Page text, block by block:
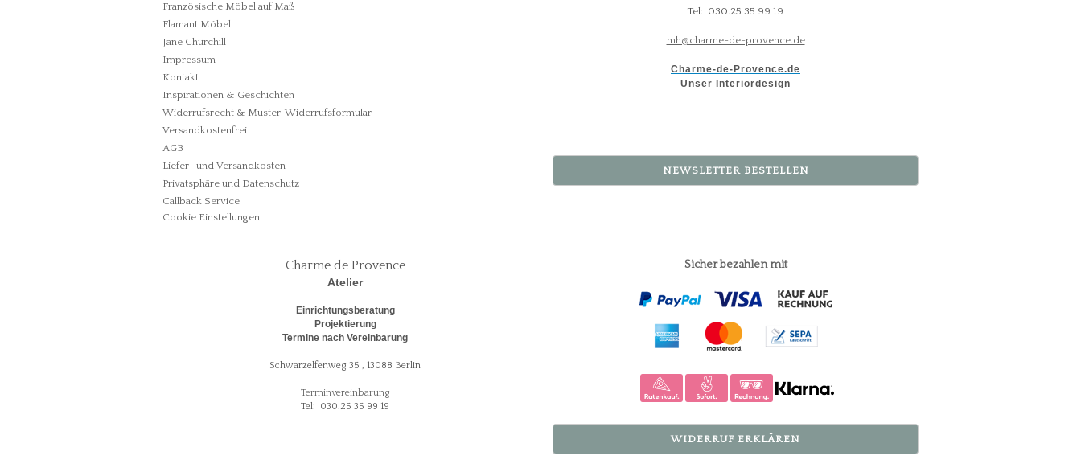
Französische Möbel auf Maß
Flamant Möbel
Jane Churchill
Impressum
Kontakt
Inspirationen & Geschichten
Widerrufsrecht & Muster-Widerrufsformular
Versandkostenfrei
AGB
Liefer- und Versandkosten
Privatsphäre und Datenschutz
Callback Service
Cookie Einstellungen
Tel: 030.25 35 99 19
mh@charme-de-provence.de
Charme-de-Provence.de
Unser Interiordesign
NEWSLETTER BESTELLEN
Charme de Provence
Atelier
Einrichtungsberatung
Projektierung
Termine nach Vereinbarung
Schwarzelfenweg 35 , 13088 Berlin
Terminvereinbarung
Tel: 030.25 35 99 19
Sicher bezahlen mit
WIDERRUF ERKLÄREN